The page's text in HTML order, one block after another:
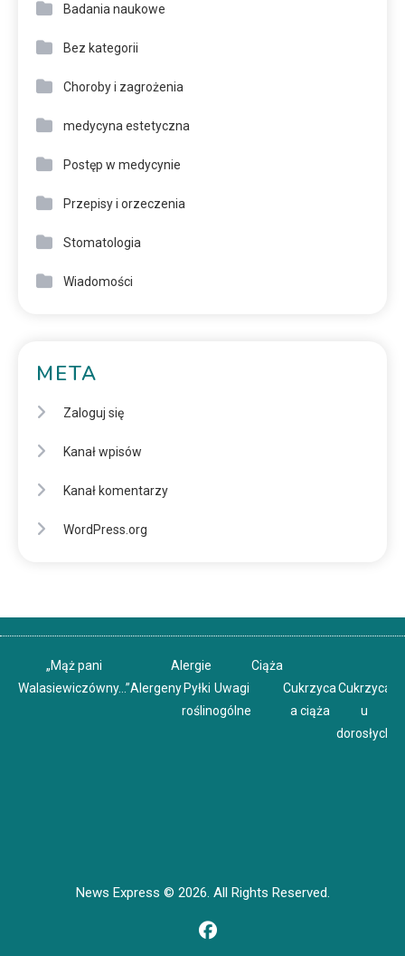
Badania naukowe
Bez kategorii
Choroby i zagrożenia
medycyna estetyczna
Postęp w medycynie
Przepisy i orzeczenia
Stomatologia
Wiadomości
META
Zaloguj się
Kanał wpisów
Kanał komentarzy
WordPress.org
„Mąż pani
Walasiewiczówny…”
Alergie
Alergeny Pyłki
roślin
Uwagi
ogólne
Ciąża
Cukrzyca
a ciąża
Cukrzyca
u
dorosłych
News Express © 2026. All Rights Reserved.